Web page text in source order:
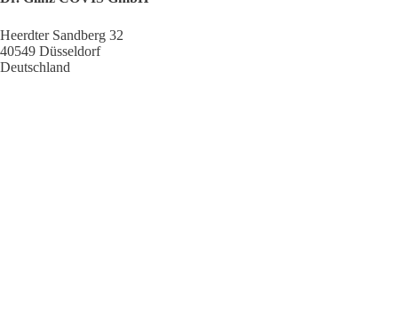
Heerdter Sandberg 32
40549 Düsseldorf
Deutschland